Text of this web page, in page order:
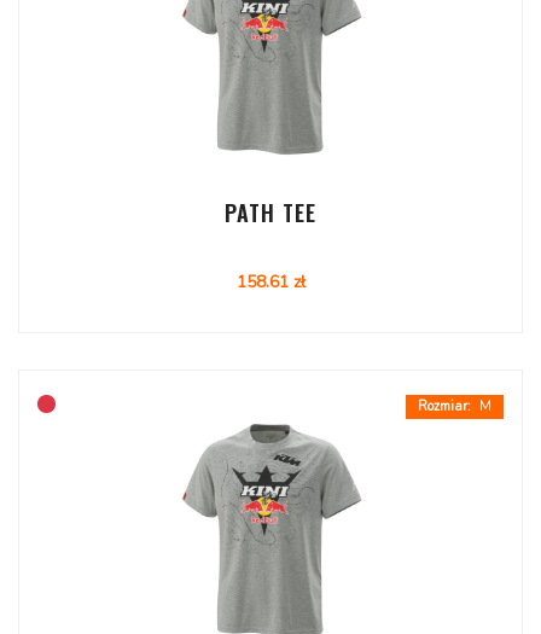
PATH TEE
158.61 zł
M